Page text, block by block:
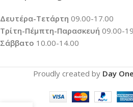
Δευτέρα-Τετάρτη 09.00-17.00
Τρίτη-Πέμπτη-Παρασκευή 09.00-
Σάββατο 10.00-14.00
Proudly created by Day